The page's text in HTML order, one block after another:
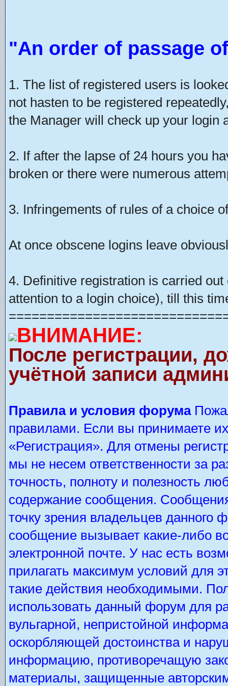
"An order of passage
1. The list of registered users is
not hasten to be registered
the Manager will check up your login
2. If after the lapse of 24 hours you
broken or there were numerous
3. Infringements of rules of a choice
At once obscene logins leave
4. Definitive registration is carried
attention to a login choice), till this
ВНИМАНИЕ:
После регистрации,
учётной записи
Правила и условия форума
правилами. Если вы принимаете
«Регистрация». Для отмены
мы не несем ответственности за
точность, полноту и полезность
содержание сообщения.
точку зрения владельцев
сообщение вызывает какие-либо
электронной почте. У нас есть
прилагать максимум условий для
такие действия необходимыми.
использовать данный форум для
вульгарной, непристойной
оскорбляющей достоинства и
информацию, противоречащую
материалы, защищенные